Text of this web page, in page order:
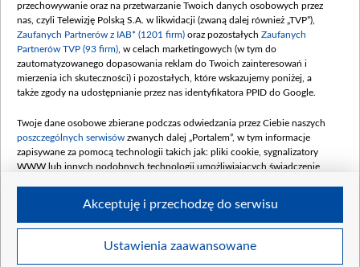
Dofinansowanie 48 862 000,00 PLN
Data podpisania umowy: GRUDZIEŃ 2025
(wpłata grudzień 60,548 mln)
Dofinansowanie 900 000 000,00 PLN
Data podpisania umowy: LUTY 2026 (wpłata
kwiecień 180 mln, 7 maja 180 mln, 8
czerwca 90 mln)
Dofinansowanie 250 000 000,00 PLN
4 sierpnia 250 mln
przechowywanie oraz na przetwarzanie Twoich danych osobowych przez
nas, czyli Telewizję Polską S.A. w likwidacji (zwaną dalej również „TVP”),
Zaufanych Partnerów z IAB* (1201 firm) oraz pozostałych Zaufanych
Partnerów TVP (93 firm) , w celach marketingowych (w tym do
zautomatyzowanego dopasowania reklam do Twoich zainteresowań i
mierzenia ich skuteczności) i pozostałych, które wskazujemy poniżej, a
także zgody na udostępnianie przez nas identyfikatora PPID do Google.
Twoje dane osobowe zbierane podczas odwiedzania przez Ciebie naszych
poszczególnych serwisów zwanych dalej „Portalem”, w tym informacje
zapisywane za pomocą technologii takich jak: pliki cookie, sygnalizatory
WWW lub innych podobnych technologii umożliwiających świadczenie
Twoje dane osobowe zbierane podczas odwiedzania przez Ciebie
Ustawienia zaawansowane
Akceptuję i przechodzę do serwisu